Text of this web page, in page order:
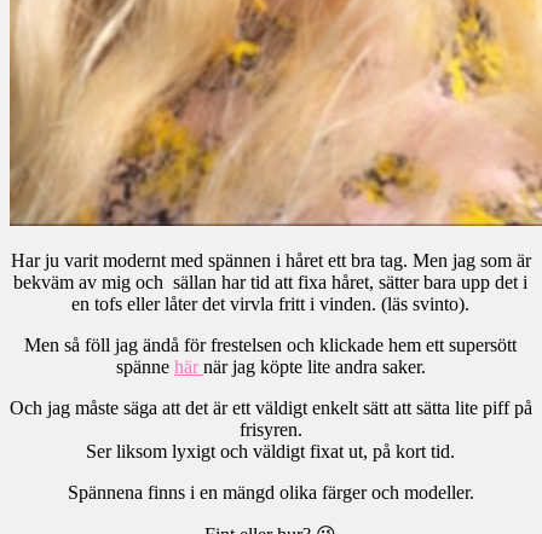
Har ju varit modernt med spännen i håret ett bra tag. Men jag som är
bekväm av mig och sällan har tid att fixa håret, sätter bara upp det i
en tofs eller låter det virvla fritt i vinden. (läs svinto).
Men så föll jag ändå för frestelsen och klickade hem ett supersött
spänne här när jag köpte lite andra saker.
Och jag måste säga att det är ett väldigt enkelt sätt att sätta lite piff på
frisyren.
Ser liksom lyxigt och väldigt fixat ut, på kort tid.
Spännena finns i en mängd olika färger och modeller.